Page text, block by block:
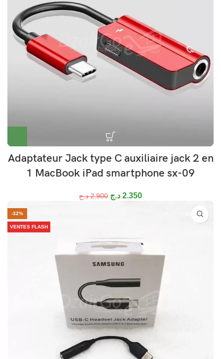
Adaptateur Jack type C auxiliaire jack 2 en
1 MacBook iPad smartphone sx-09
2.900 د.ج 2.350 د.ج
-32%
VENTES FLASH